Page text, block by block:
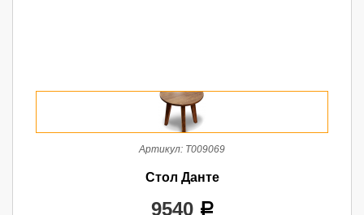
Артикул: Т009069
Стол Данте
9540